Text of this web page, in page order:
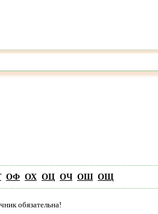
ОФ ОХ ОЦ ОЧ ОШ ОЩ
обязательна!